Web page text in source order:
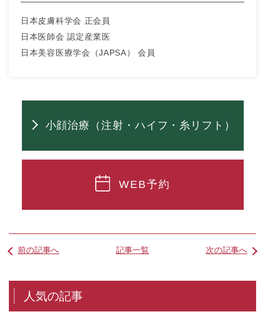
日本皮膚科学会 正会員
日本医師会 認定産業医
日本美容医療学会（JAPSA） 会員
小顔治療（注射・ハイフ・糸リフト）
WEB予約
前の記事へ 記事一覧 次の記事へ
人気の記事